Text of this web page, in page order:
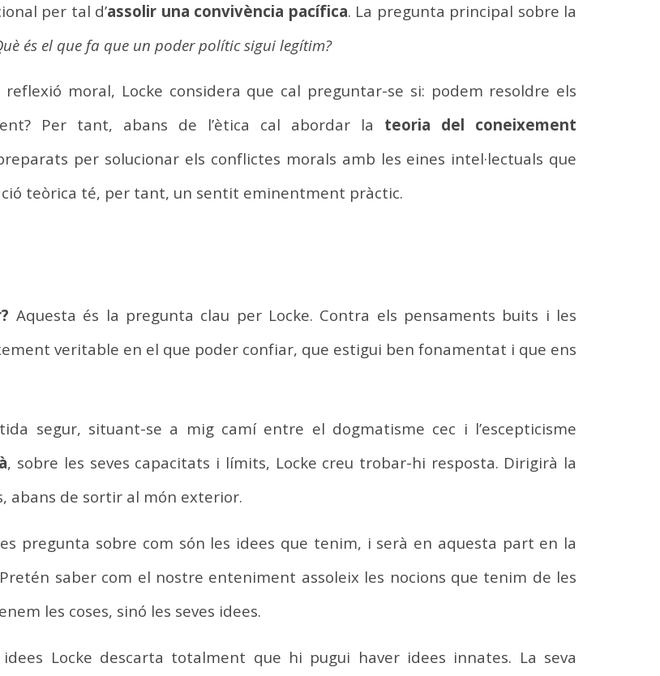
per tal d’assolir una convivència pacífica. La pregunta principal sobre la
és el que fa que un poder polític sigui legítim?
moral, Locke considera que cal preguntar-se si: podem resoldre els
Per tant, abans de l’ètica cal abordar la teoria del coneixement
per solucionar els conflictes morals amb les eines intel·lectuals que
teòrica té, per tant, un sentit eminentment pràctic.
Aquesta és la pregunta clau per Locke. Contra els pensaments buits i les
veritable en el que poder confiar, que estigui ben fonamentat i que ens
segur, situant-se a mig camí entre el dogmatisme cec i l’escepticisme
, sobre les seves capacitats i límits, Locke creu trobar-hi resposta. Dirigirà la
abans de sortir al món exterior.
pregunta sobre com són les idees que tenim, i serà en aquesta part en la
saber com el nostre enteniment assoleix les nocions que tenim de les
les coses, sinó les seves idees.
Locke descarta totalment que hi pugui haver idees innates. La seva